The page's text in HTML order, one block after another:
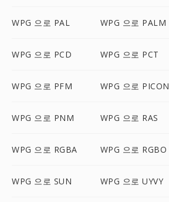
WPG 으로 PAL WPG 으로 PALM
WPG 으로 PCD WPG 으로 PCT
WPG 으로 PFM WPG 으로 PICON
WPG 으로 PNM WPG 으로 RAS
WPG 으로 RGBA WPG 으로 RGBO
WPG 으로 SUN WPG 으로 UYVY